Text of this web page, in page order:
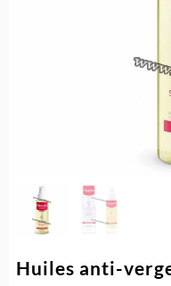
Huiles anti-